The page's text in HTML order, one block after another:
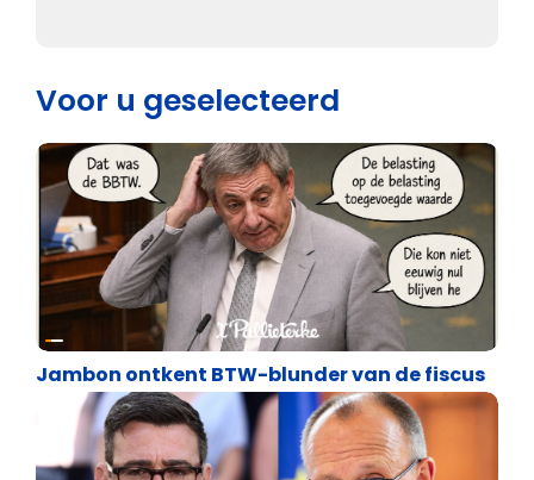
Voor u geselecteerd
Jambon ontkent BTW-blunder van de fiscus